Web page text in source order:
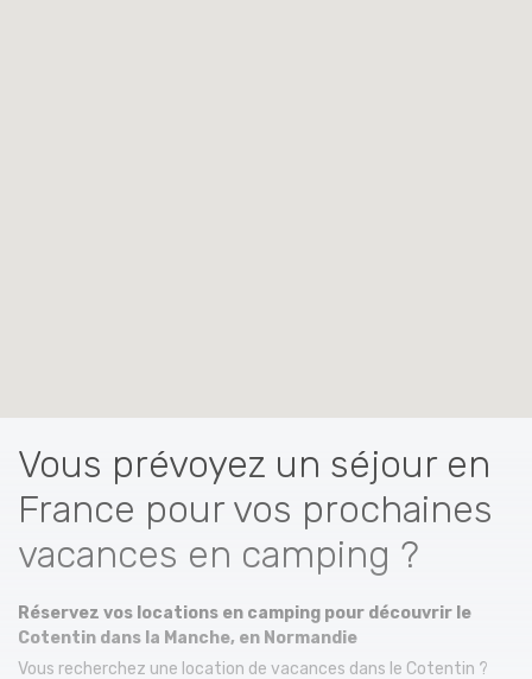
Vous prévoyez un séjour en
France pour vos prochaines
vacances en camping ?
Réservez vos locations en camping pour découvrir le
Cotentin dans la Manche, en Normandie
Vous recherchez une location de vacances dans le Cotentin ?